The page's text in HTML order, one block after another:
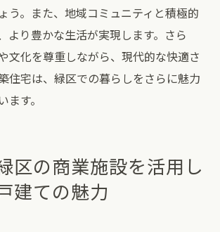
う。また、地域コミュニティと積極的
より豊かな生活が実現します。さら
文化を尊重しながら、現代的な快適さ
住宅は、緑区での暮らしをさらに魅力
す。
区の商業施設を活用し
建ての魅力